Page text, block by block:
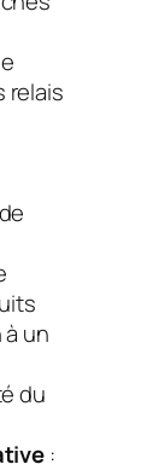
relais
un
du
: